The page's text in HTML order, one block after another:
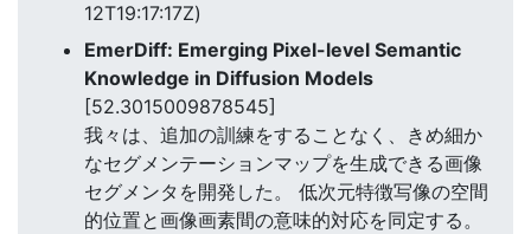
12T19:17:17Z)
EmerDiff: Emerging Pixel-level Semantic
Knowledge in Diffusion Models
[52.3015009878545]
我々は、追加の訓練をすることなく、きめ細か
なセグメンテーションマップを生成できる画像
セグメンタを開発した。 低次元特徴写像の空間
的位置と画像画素間の意味的対応を同定する。